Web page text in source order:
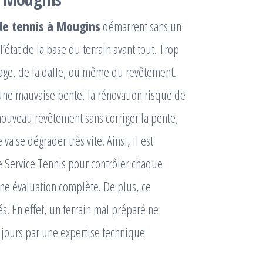
tennis à Mougins démarrent sans un
de la base du terrain avant tout. Trop
de la dalle, ou même du revêtement.
mauvaise pente, la rénovation risque de
revêtement sans corriger la pente,
se dégrader très vite. Ainsi, il est
Tennis pour contrôler chaque
évaluation complète. De plus, ce
En effet, un terrain mal préparé ne
par une expertise technique